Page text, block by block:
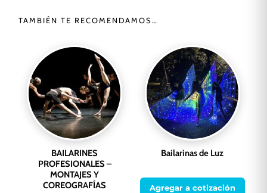
TAMBIÉN TE RECOMENDAMOS…
BAILARINES
PROFESIONALES –
MONTAJES Y
COREOGRAFÍAS
Bailarinas de Luz
Agregar a cotización